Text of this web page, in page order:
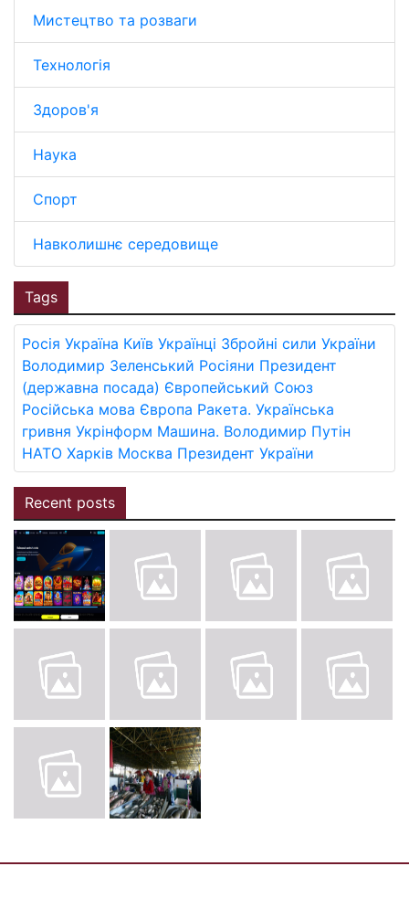
Мистецтво та розваги
Технологія
Здоров'я
Наука
Спорт
Навколишнє середовище
Tags
Росія Україна Київ Українці Збройні сили України
Володимир Зеленський Росіяни Президент
(державна посада) Європейський Союз
Російська мова Європа Ракета. Українська
гривня Укрінформ Машина. Володимир Путін
НАТО Харків Москва Президент України
Recent posts